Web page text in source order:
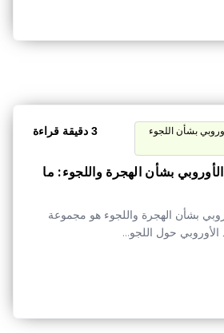
بشأن اللجوء
3 دقيقة قراءة
الأوروبي بشأن الهجرة واللجوء: ما
بشأن الهجرة واللجوء هو مجموعة
الأوروبي حول اللجو...